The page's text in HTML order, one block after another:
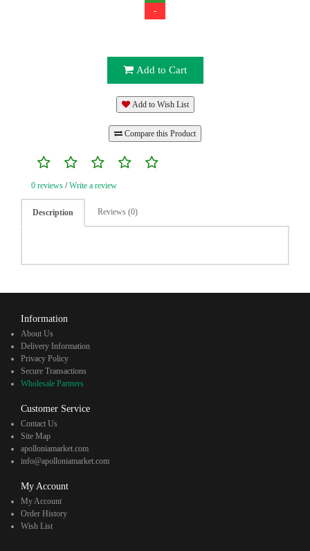
-
Add to Cart
Add to Wish List
Compare this Product
0 reviews /Write a review
Description Reviews (0)
Information
About Us
Delivery Information
Privacy Policy
Secure Transactions
Wholesale Partners
Customer Service
Contact Us
Site Map
apolloniamarket.com
info@apolloniamarket.com
My Account
My Account
Order History
Wish List